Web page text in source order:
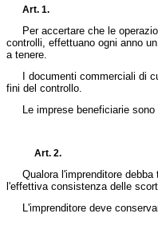
Art. 1.
Per accertare che le
controlli, effettuano ogni anno
a tenere.
I documenti commerciali di
fini del controllo.
Le imprese beneficiarie sono
Art. 2.
Qualora l'imprenditore debba
l'effettiva consistenza delle
L'imprenditore deve